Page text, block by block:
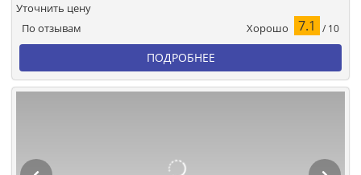
По отзывам Хорошо 7.1 / 10
Уточнить цену
ПОДРОБНЕЕ